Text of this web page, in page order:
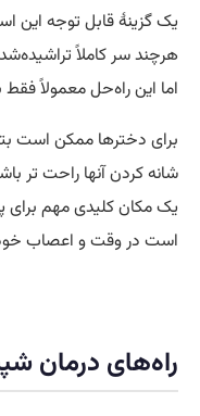
یک گزینهٔ قابل توجه این
هرچند سر کاملاً
اما این راه‌حل معمولاً
برای دخترها ممکن است
شانه کردن آنها راحت تر
یک مکان کلیدی مهم
است در وقت و اعصاب خود
راه‌های درمان